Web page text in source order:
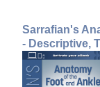
Sarrafian's
- Descriptive,